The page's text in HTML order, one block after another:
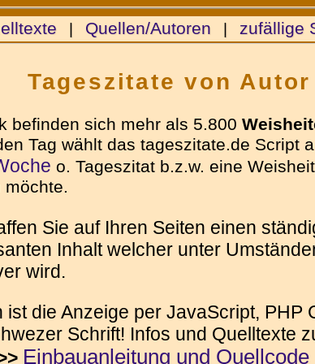
| Quellen/Autoren | zufällige
Tageszitate von
befinden sich mehr als 5.800
Tag wählt das tageszitate.de Script
o. Tageszitat b.z.w. eine
möchte.
Sie auf Ihren Seiten einen
Inhalt welcher unter
wird.
ist die Anzeige per JavaScript,
Schrift! Infos und Quelltexte
Einbauanleitung und Quellcode